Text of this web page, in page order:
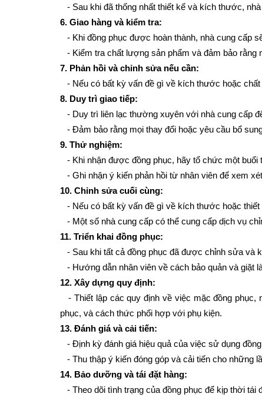
- Sau khi đã thống nhất thiết kế và kích thước,
6. Giao hàng và kiểm tra:
- Khi đồng phục được hoàn thành, nhà cung cấp
- Kiểm tra chất lượng sản phẩm và đảm bảo rằng
7. Phản hồi và chỉnh sửa nếu cần:
- Nếu có bất kỳ vấn đề gì về kích thước hoặc
8. Duy trì giao tiếp:
- Duy trì liên lạc thường xuyên với nhà cung cấp
- Đảm bảo rằng mọi thay đổi hoặc yêu cầu bổ
9. Thử nghiệm:
- Khi nhận được đồng phục, hãy tổ chức một
- Ghi nhận ý kiến phản hồi từ nhân viên để xem
10. Chỉnh sửa cuối cùng:
- Nếu có bất kỳ vấn đề gì về kích thước hoặc
- Một số nhà cung cấp có thể cung cấp dịch vụ
11. Triển khai đồng phục:
- Sau khi tất cả đồng phục đã được chỉnh sửa và
- Hướng dẫn nhân viên về cách bảo quản và giặt
12. Xây dựng quy định:
- Thiết lập các quy định về việc mặc đồng phục,
phục, và cách thức phối hợp với phụ kiện.
13. Đánh giá và cải tiến:
- Định kỳ đánh giá hiệu quả của việc sử dụng
- Thu thập ý kiến đóng góp và cải tiến cho những
14. Bảo dưỡng và tái đặt hàng:
- Theo dõi tình trạng của đồng phục để kịp thời tái